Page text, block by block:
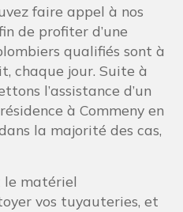
faire appel à nos
de profiter d’une
qualifiés sont à
chaque jour. Suite à
l’assistance d’un
à Commeny en
la majorité des cas,
le matériel
vos tuyauteries, et